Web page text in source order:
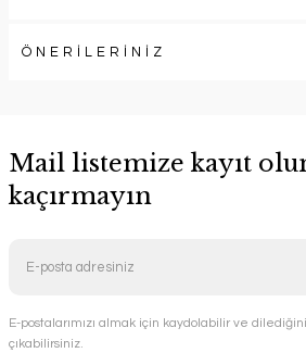
ÖNERİLERİNİZ
Mail listemize kayıt
kaçırmayın
E-postalarımızı almak için kaydolabilir ve
çıkabilirsiniz.